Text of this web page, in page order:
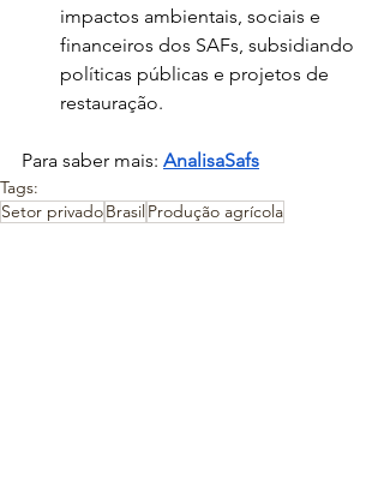
impactos ambientais, sociais e
financeiros dos SAFs, subsidiando
políticas públicas e projetos de
restauração.
Para saber mais: AnalisaSafs
Tags:
Setor privadoBrasilProdução agrícola